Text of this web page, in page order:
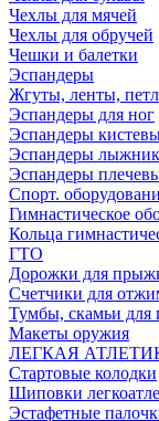
Чехлы для мячей
Чехлы для обручей
Чешки и балетки
Эспандеры
Жгуты, ленты,
Эспандеры для ног
Эспандеры
Эспандеры
Эспандеры
Спорт.
Гимнастическое
Кольца
ГТО
Дорожки для
Счетчики для
Тумбы, скамьи для
Макеты оружия
ЛЕГКАЯ
Стартовые колодки
Шиповки
Эстафетные